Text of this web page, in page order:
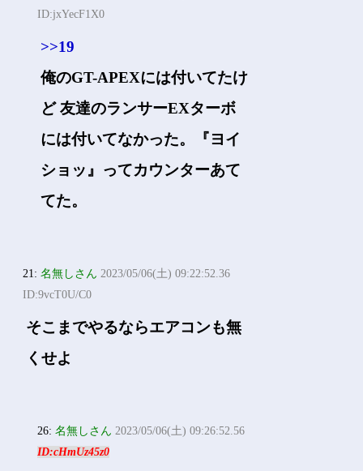
ID:jxYecF1X0
>>19
俺のGT-APEXには付いてたけ
ど 友達のランサーEXターボ
には付いてなかった。『ヨイ
ショッ』ってカウンターあて
てた。
21:名無しさん 2023/05/06(土) 09:22:52.36
ID:9vcT0U/C0
そこまでやるならエアコンも無
くせよ
26:名無しさん 2023/05/06(土) 09:26:52.56
ID:cHmUz45z0